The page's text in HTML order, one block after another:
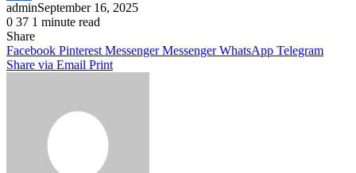
Share
adminSeptember 16, 2025
0 37 1 minute read
Share
Facebook Pinterest Messenger Messenger WhatsApp Telegram
Share via Email Print